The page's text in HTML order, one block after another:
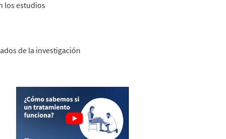
los estudios
de la investigación